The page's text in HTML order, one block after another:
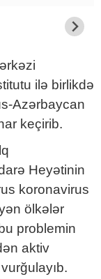
ilə birlikdə
Azərbaycan
keçirib.
Heyətinin
koronavirus
ölkələr
problemin
aktiv